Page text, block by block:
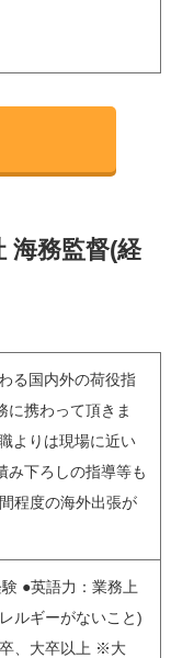
海務監督(経
る国内外の荷役指
に携わって頂きま
よりは現場に近い
み下ろしの指導等も
程度の海外出張が
●英語力：業務上
ルギーがないこと)
、大卒以上 ※大